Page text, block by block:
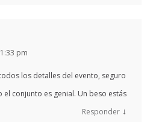
pm
los detalles del evento, seguro
el conjunto es genial. Un beso estás
Responder ↓